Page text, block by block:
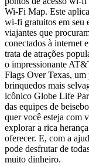
Wi-Fi Map. Este
wi-fi gratuitos em seu
viajantes que
conectados à internet
trata de atrações
o impressionante
Flags Over Texas, um
brinquedos mais
icônico Globe Life
das equipes de
quer você esteja com
explorar a rica
oferecer. E, com a
pode desfrutar de
muito dinheiro.